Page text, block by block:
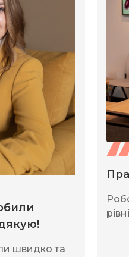
швидко та